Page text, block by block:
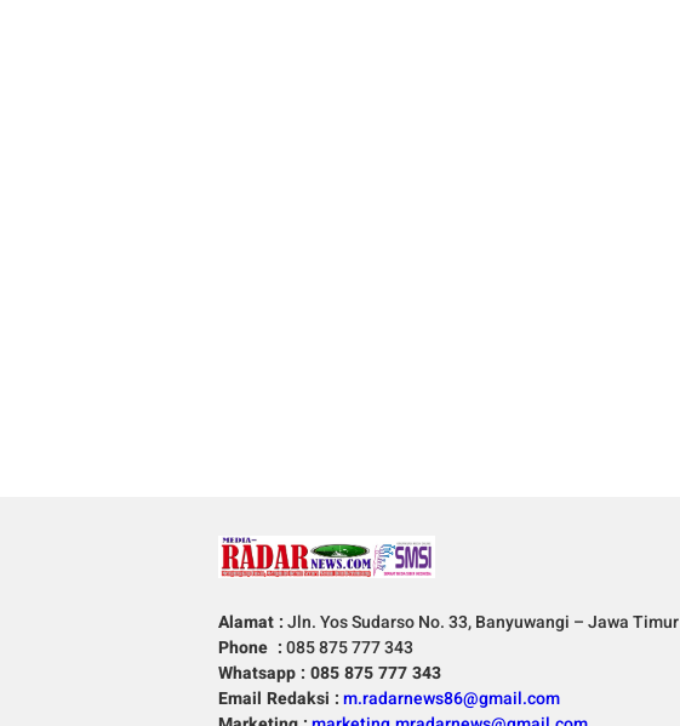
Alamat :Jln. Yos Sudarso No. 33, Banyuwangi – Jawa Timur
Phone :085 875 777 343
Whatsapp : 085 875 777 343
Email Redaksi :m.radarnews86@gmail.com